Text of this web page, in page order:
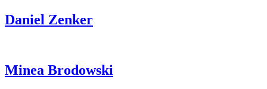
Daniel Zenker
Minea Brodowski